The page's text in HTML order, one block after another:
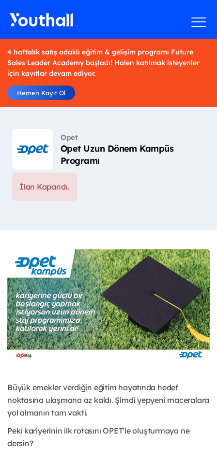
4 haftalık satış odaklı eğitim & gelişim programı Future
Sales Leader Academy başladı! Halen katılmak isteyenler
için kayıtlar devam ediyor.
Hemen Kayıt Ol
Opet
Opet Uzun Dönem Kampüs
Programı
İlan Kapandı.
Büyük emekler verdiğin eğitim hayatında hedef
noktasına ulaşmana az kaldı. Şimdi yepyeni maceralara
yol almanın tam vakti.
Peki kariyerinin ilk rotasını OPET’le oluşturmaya ne
dersin?